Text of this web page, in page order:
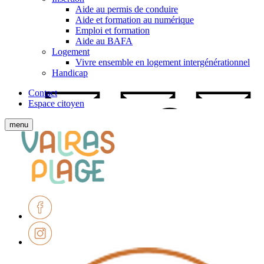
Aide au permis de conduire
Aide et formation au numérique
Emploi et formation
Aide au BAFA
Logement
Vivre ensemble en logement intergénérationnel
Handicap
Contact
Espace citoyen
Afficher
le
menu
mobile
menu